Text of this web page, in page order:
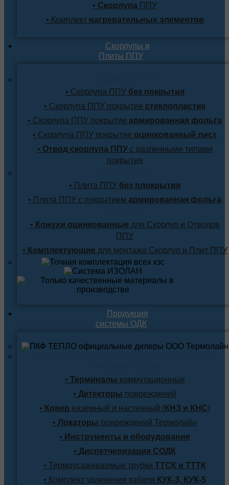
• Скорлупа ППУ
• Комплектнагревательных элементов
Скорлупы и
Плиты ППУ
• Скорлупа ППУбез покрытия
• Скорлупа ППУ покрытие стеклопластик
• Скорлупа ППУ покрытие армированная фольга
• Скорлупа ППУ покрытие оцинкованный лист
• Отвод скорлупа ППУс различными типами
покрытия
• Плита ППУ без плокрытия
• Плита ППУ с покрытием армированная фольга
• Кожухи оцинкованные для Скорлуп и Отводов
ППУ
• Комплектующие для монтажа Скорлуп и Плит ППУ
Продукция
системы ОДК
• Терминалы коммутационные
• Детекторы повреждений
• Ковер наземный и настенный (КНЗ и КНС)
• Локаторы повреждений Термолайн
• Инструменты и оборудование
• Диспетчеризация СОДК
• Термоусаживаемые трубки ТТСК и ТТТК
• Комплект удлинения кабеля КУК-3, КУК-5